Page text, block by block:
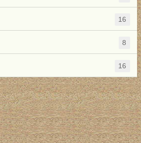
16
8
16